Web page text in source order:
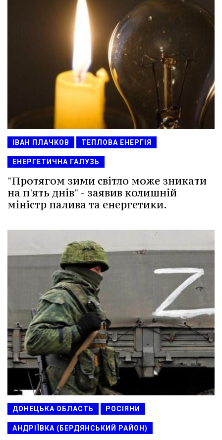
ІВАН ПЛАЧКОВ ТЕПЛОВА ЕНЕРГІЯ
ЕНЕРГЕТИЧНА ГАЛУЗЬ
"Протягом зими світло може зникати
на п'ять днів" - заявив колишній
міністр палива та енергетики.
ДОНЕЦЬКА ОБЛАСТЬ РОСІЯНИ
АНДРІЇВКА (БЕРДЯНСЬКИЙ РАЙОН)